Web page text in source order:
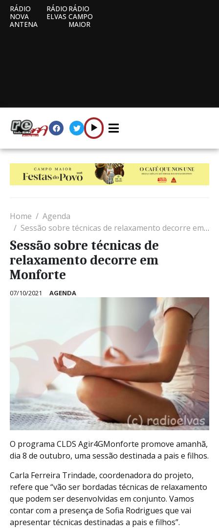
RÁDIO
NOVA
ANTENA
RÁDIO
ELVAS
RÁDIO
CAMPO
MAIOR
Home
Agenda
Sessão sobre técnicas de relaxamento decorre em Monforte
Sessão sobre técnicas de
relaxamento decorre em
Monforte
07/10/2021 AGENDA
O programa CLDS Agir4GMonforte promove amanhã,
dia 8 de outubro, uma sessão destinada a pais e filhos.
Carla Ferreira Trindade, coordenadora do projeto,
refere que “vão ser bordadas técnicas de relaxamento
que podem ser desenvolvidas em conjunto. Vamos
contar com a presença de Sofia Rodrigues que vai
apresentar técnicas destinadas a pais e filhos”.